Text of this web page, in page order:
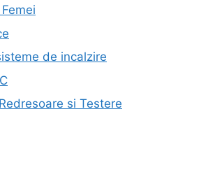
de incalzire
si Testere